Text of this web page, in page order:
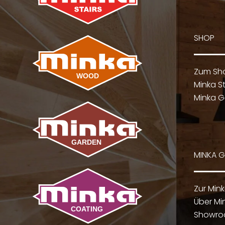
SHOP
Zum
Minka
Minka
MINKA
Zur
Über